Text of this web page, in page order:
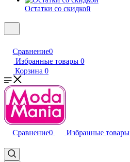
Остатки со скидкой
Сравнение0
Избранные товары 0
Корзина 0
Сравнение0 Избранные товары